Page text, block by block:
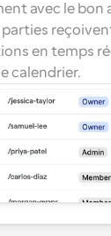
avec le bon
parties
en temps
calendrier.